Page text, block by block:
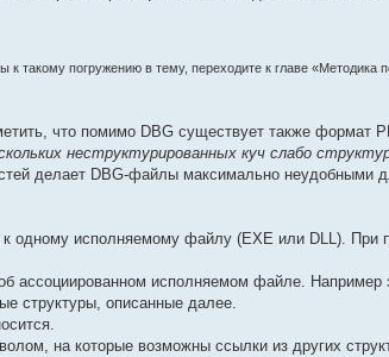
погружению в тему, переходите к главе «Методика
что помимо DBG существует также формат
неструктурированных куч слабо
делает DBG-файлы максимально неудобными
одному исполняемому файлу (EXE или DLL). При
исполняемом файле. Например
структуры, описанные далее.
на которые возможны ссылки из других